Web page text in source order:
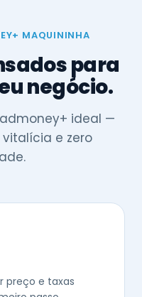
MAQUININHA
para
negócio.
ideal —
e zero
preço e taxas